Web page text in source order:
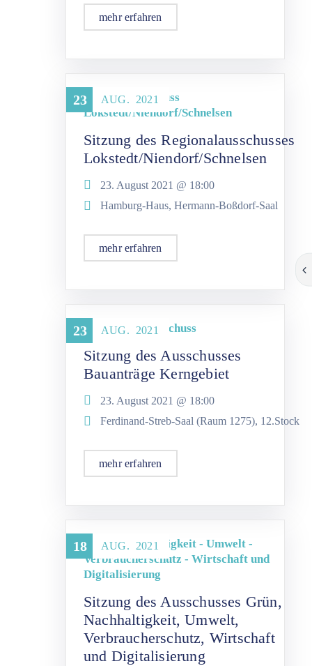
mehr erfahren
23 AUG. 2021
Regionalausschuss
Lokstedt/Niendorf/Schnelsen
Sitzung des Regionalausschusses
Lokstedt/Niendorf/Schnelsen
23. August 2021 @ 18:00
Hamburg-Haus, Hermann-Boßdorf-Saal
mehr erfahren
23 AUG. 2021
Kerngebietsausschuss
Sitzung des Ausschusses
Bauanträge Kerngebiet
23. August 2021 @ 18:00
Ferdinand-Streb-Saal (Raum 1275), 12.Stock
mehr erfahren
18 AUG. 2021
Grün - Nachhaltigkeit - Umwelt -
Verbraucherschutz - Wirtschaft und
Digitalisierung
Sitzung des Ausschusses Grün,
Nachhaltigkeit, Umwelt,
Verbraucherschutz, Wirtschaft
und Digitalisierung